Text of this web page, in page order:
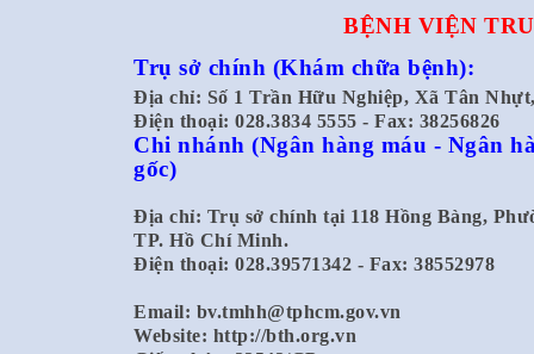
BỆNH VIỆN
Trụ sở chính (Khám chữa bệnh):
Địa chỉ: Số 1 Trần Hữu Nghiệp, Xã Tân
Điện thoại: 028.3834 5555 - Fax: 38256826
Chi nhánh (Ngân hàng máu - Ngân
gốc)
Địa chỉ: Trụ sở chính tại 118 Hồng Bàng,
TP. Hồ Chí Minh.
Điện thoại: 028.39571342 - Fax: 38552978
Email: bv.tmhh@tphcm.gov.vn
Website: http://bth.org.vn